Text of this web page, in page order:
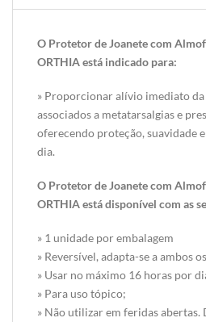
O Protetor de Joanete com
ORTHIA está indicado para:
» Proporcionar alívio imediato
associados a metatarsalgias e
oferecendo proteção, suavidade
dia.
O Protetor de Joanete com
ORTHIA está disponível com as
» 1 unidade por embalagem
» Reversível, adapta-se a ambos
» Usar no máximo 16 horas por
» Para uso tópico;
» Não utilizar em feridas abertas.